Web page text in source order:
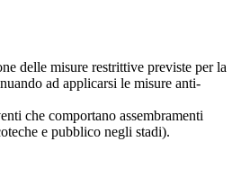
delle misure restrittive previste per la
ad applicarsi le misure anti-
che comportano assembramenti
e pubblico negli stadi).